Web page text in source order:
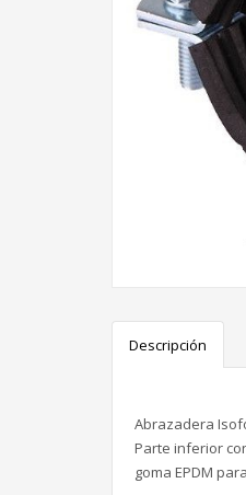
Descripción
Abrazadera
Parte inferior
goma EPDM